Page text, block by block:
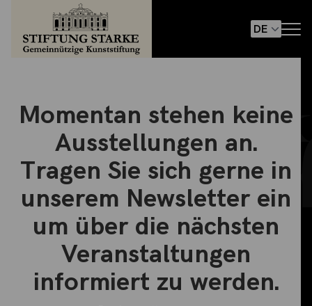
Momentan stehen keine
Ausstellungen an.
Tragen Sie sich gerne in
unserem Newsletter ein
um über die nächsten
Veranstaltungen
informiert zu werden.